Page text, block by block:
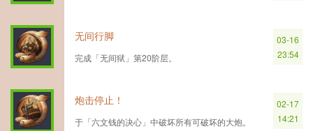
无间行脚
完成「无间狱」第20阶层。
03-16
23:54
炮击停止！
于「六文钱的决心」中破坏所有可破坏的大炮。
02-17
14:21